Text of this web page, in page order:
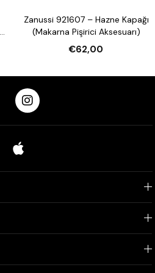
Zanussi 921607 – Hazne Kapağı
(Makarna Pişirici Aksesuarı)
€62,00